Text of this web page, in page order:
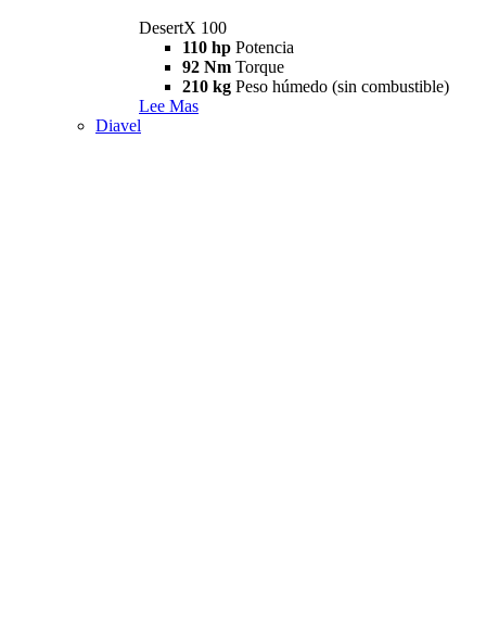
DesertX 100
110 hp Potencia
92 Nm Torque
210 kg Peso húmedo (sin combustible)
Lee Mas
Diavel